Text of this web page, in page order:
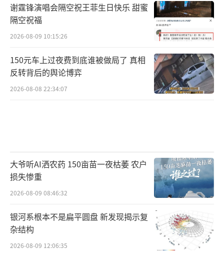
港口引产业，产业带外贸。今年一季度，
扬州海关监管出口风电装备88万方，同比增长
超36%，扬州港成为长三角地区风电设备出海
的重要枢纽。扬州经开区商务局副局长彭培伦
表示，风电设备出口增势强劲，始终将优化服
务效能作为支持外贸发展的核心，精准支持企
检服务，让企业的出海步伐迈得更快。
扬州风电产业正是我国出口新动能持续发
力的缩影，海关统计数据显示，今年前4个月，
我国电动汽车、锂电池、风力发电机组等绿色
低碳产品出口分别增长68.1%、43.2%、40.
7%，工业机器人出口增长30%。海关总署统计
谢霆锋演唱会隔空祝王菲生日快乐 甜蜜
隔空祝福
2026-08-09 10:15:26
150元车上过夜费到底谁被做局了 真相
反转背后的舆论博弈
2026-08-08 22:34:07
大爷听AI洒农药 150亩苗一夜枯萎 农户
损失惨重
2026-08-09 08:46:32
银河系根本不是扁平圆盘 新发现揭示复
杂结构
2026-08-09 12:06:35